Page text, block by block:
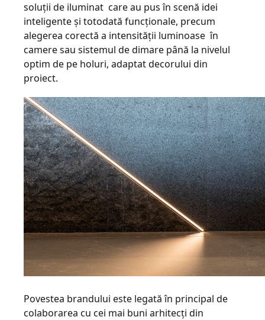
soluții de iluminat care au pus în scenă idei
inteligente și totodată funcționale, precum
alegerea corectă a intensității luminoase în
camere sau sistemul de dimare până la nivelul
optim de pe holuri, adaptat decorului din
proiect.
Povestea brandului este legată în principal de
colaborarea cu cei mai buni arhitecți din